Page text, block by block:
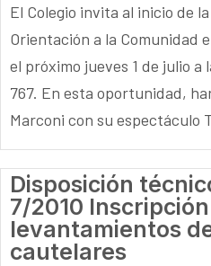
El Colegio invita al inicio de
Orientación a la Comunidad
el próximo jueves 1 de julio a
767. En esta oportunidad,
Marconi con su espectáculo
Disposición
7/2010
levantamientos
cautelares